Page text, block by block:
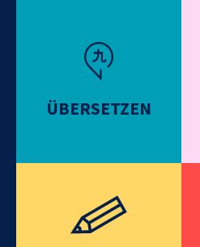
ÜBERSETZEN